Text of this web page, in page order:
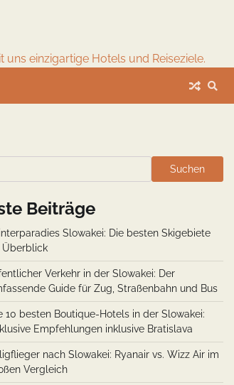
einzigartige Hotels und Reiseziele.
Suchen
Beiträge
Slowakei: Die besten Skigebiete
Überblick
Verkehr in der Slowakei: Der
Guide für Zug, Straßenbahn und Bus
10 besten Boutique-Hotels in der Slowakei:
Empfehlungen inklusive Bratislava
nach Slowakei: Ryanair vs. Wizz Air im
Vergleich